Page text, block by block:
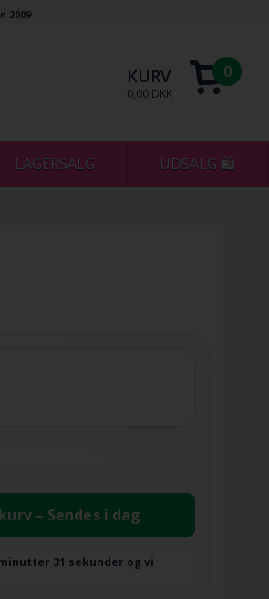
2009
KURV
0,00 DKK
0
LAGERSALG UDSALG 🛍
– Sendes i dag
30 sekunder og vi